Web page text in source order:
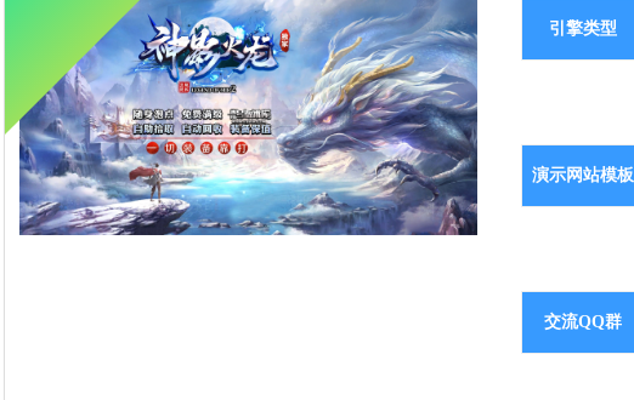
引擎类型
演示网站模板
交流QQ群